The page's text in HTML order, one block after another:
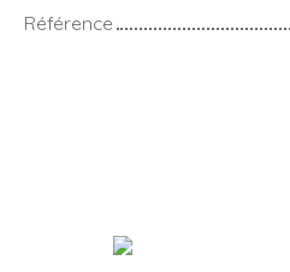
Référence